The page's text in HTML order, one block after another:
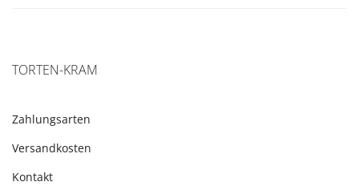
TORTEN-KRAM
Zahlungsarten
Versandkosten
Kontakt